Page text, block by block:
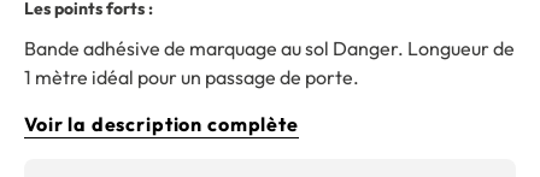
Les points forts :
Bande adhésive de marquage au sol Danger. Longueur de
1 mètre idéal pour un passage de porte.
Voir la description complète